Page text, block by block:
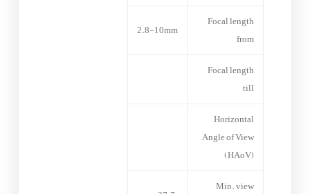
Focal length
from
2.8-10mm
Focal length
till
Horizontal
Angle of View
(HAoV)
Min. view